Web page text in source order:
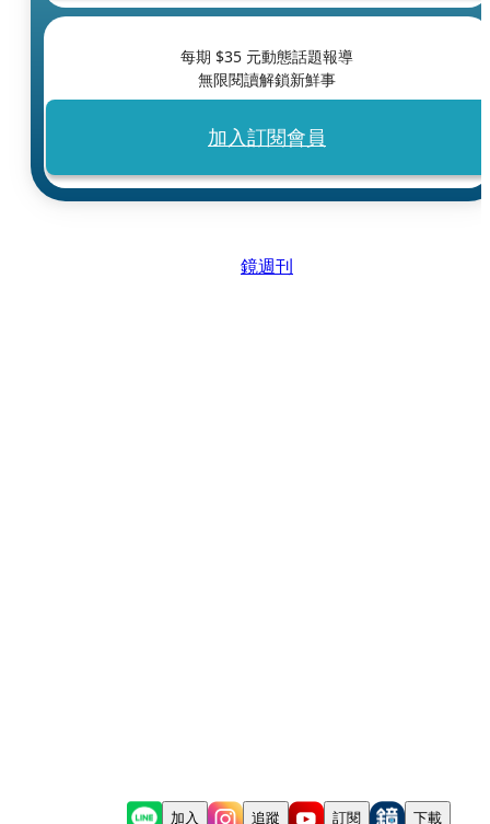
每期 $35 元動態話題報導
無限閱讀解鎖新鮮事
加入訂閱會員
鏡週刊
加入 追蹤 訂閱 下載